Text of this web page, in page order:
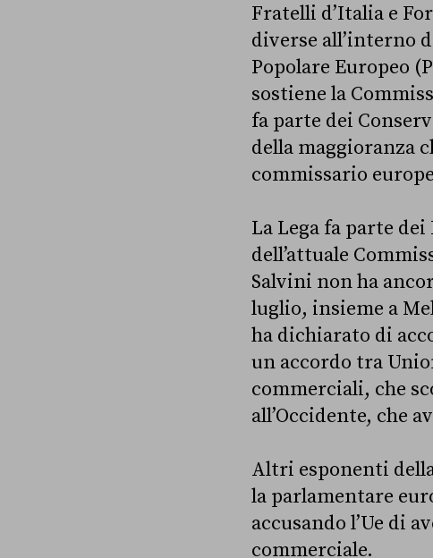
Fratelli d’Italia e
diverse all’interno
Popolare Europeo
sostiene la
fa parte dei
della maggioranza
commissario
La Lega fa parte
dell’attuale
Salvini non ha
luglio, insieme a
ha dichiarato di
un accordo tra
commerciali, che
all’Occidente, che
Altri esponenti
la parlamentare
accusando l’Ue di
commerciale.